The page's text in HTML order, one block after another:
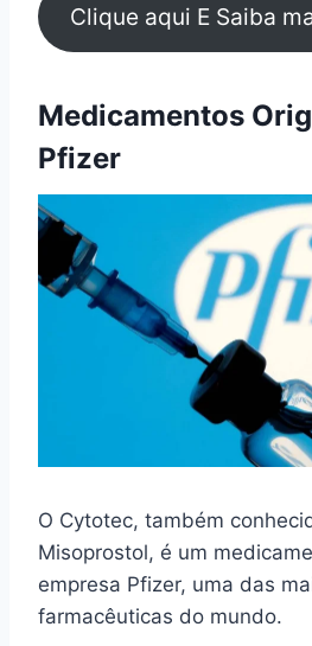
Clique aqui E Saiba
Medicamentos
Pfizer
O Cytotec, também
Misoprostol, é um
empresa Pfizer, uma das
farmacêuticas do mundo.